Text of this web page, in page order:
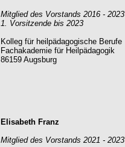
Mitglied des Vorstands 2016 - 2023
1. Vorsitzende bis 2023
Kolleg für heilpädagogische Berufe
Fachakademie für Heilpädagogik
86159 Augsburg
Elisabeth Franz
Mitglied des Vorstands 2021 - 2023